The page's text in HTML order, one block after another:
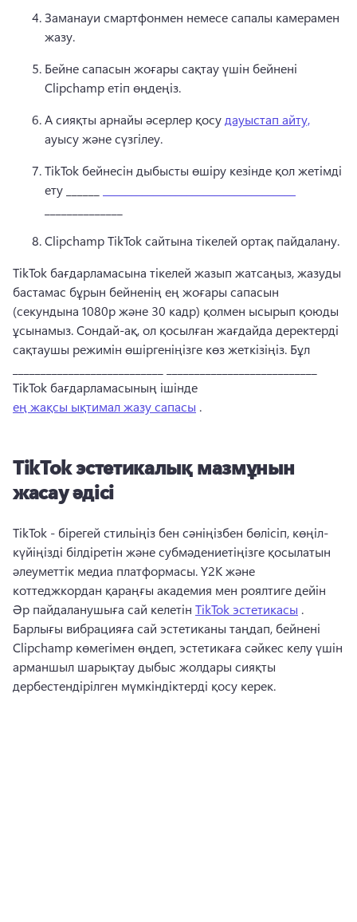
Заманауи смартфонмен немесе сапалы камерамен
жазу.
Бейне сапасын жоғары сақтау үшін бейнені
Clipchamp етіп өңдеңіз.
A сияқты арнайы әсерлер қосу дауыстап айту,
ауысу және сүзгілеу.
TikTok бейнесін дыбысты өшіру кезінде қол жетімді
ету ______
Clipchamp TikTok сайтына тікелей ортақ пайдалану.
TikTok бағдарламасына тікелей жазып жатсаңыз, жазуды
бастамас бұрын бейненің ең жоғары сапасын
(секундына 1080р және 30 кадр) қолмен ысырып қоюды
ұсынамыз. Сондай-ақ, ол қосылған жағдайда деректерді
сақтаушы режимін өшіргеніңізге көз жеткізіңіз. Бұл
TikTok бағдарламасының ішінде
ең жақсы ықтимал жазу сапасы .
TikTok эстетикалық мазмұнын
жасау әдісі
TikTok - бірегей стильіңіз бен сәніңізбен бөлісіп, көңіл-
күйіңізді білдіретін және субмәдениетіңізге қосылатын
әлеуметтік медиа платформасы. Y2K және
коттеджкордан қараңғы академия мен роялтиге дейін
Әр пайдаланушыға сай келетін TikTok эстетикасы
Барлығы вибрацияға сай эстетиканы таңдап, бейнені
Clipchamp көмегімен өңдеп, эстетикаға сәйкес келу үшін
арманшыл шарықтау дыбыс жолдары сияқты
дербестендірілген мүмкіндіктерді қосу керек.